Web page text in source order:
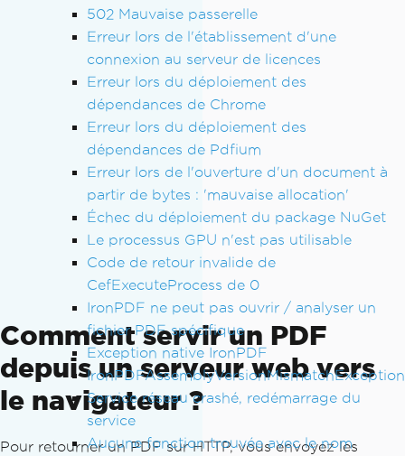
502 Mauvaise passerelle
Erreur lors de l'établissement d'une
connexion au serveur de licences
Erreur lors du déploiement des
dépendances de Chrome
Erreur lors du déploiement des
dépendances de Pdfium
Erreur lors de l'ouverture d'un document à
partir de bytes : 'mauvaise allocation'
Échec du déploiement du package NuGet
Le processus GPU n'est pas utilisable
Code de retour invalide de
CefExecuteProcess de 0
IronPDF ne peut pas ouvrir / analyser un
fichier PDF spécifique
Exception native IronPDF
IronPDFAssemblyVersionMismatchException
Service réseau crashé, redémarrage du
service
Aucune fonction trouvée avec le nom
Comment servir un PDF
depuis un serveur web vers
le navigateur ?
Pour retourner un PDF sur HTTP, vous envoyez les